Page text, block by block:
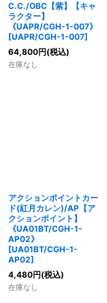
C.C./OBC【紫】【キャ
ラクター】
《UAPR/CGH-1-007》
[UAPR/CGH-1-007]
64,800円(税込)
在庫なし
アクションポイントカー
ド(紅月カレン)/AP【ア
クションポイント】
《UA01BT/CGH-1-
AP02》
[UA01BT/CGH-1-
AP02]
4,480円(税込)
在庫なし